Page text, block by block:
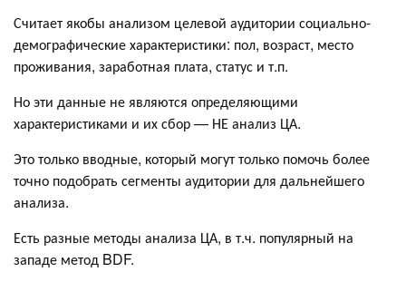
Считает якобы анализом целевой аудитории социально-
демографические характеристики: пол, возраст, место
проживания, заработная плата, статус и т.п.
Но эти данные не являются определяющими
характеристиками и их сбор — НЕ анализ ЦА.
Это только вводные, который могут только помочь более
точно подобрать сегменты аудитории для дальнейшего
анализа.
Есть разные методы анализа ЦА, в т.ч. популярный на
западе метод BDF.